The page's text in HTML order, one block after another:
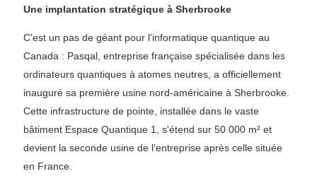
Une implantation stratégique à Sherbrooke
C'est un pas de géant pour l'informatique quantique au
Canada : Pasqal, entreprise française spécialisée dans les
ordinateurs quantiques à atomes neutres, a officiellement
inauguré sa première usine nord-américaine à Sherbrooke.
Cette infrastructure de pointe, installée dans le vaste
bâtiment Espace Quantique 1, s'étend sur 50 000 m² et
devient la seconde usine de l'entreprise après celle située
en France.